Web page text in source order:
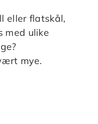
eller flatskål,
med ulike
mye.